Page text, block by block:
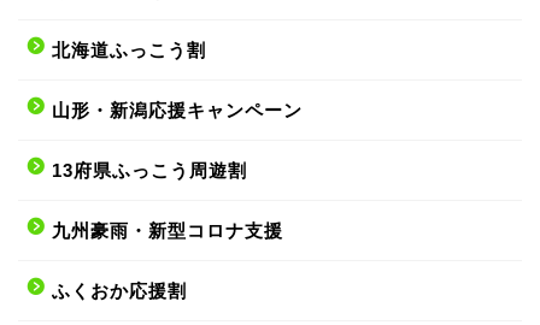
北海道ふっこう割
山形・新潟応援キャンペーン
13府県ふっこう周遊割
九州豪雨・新型コロナ支援
ふくおか応援割